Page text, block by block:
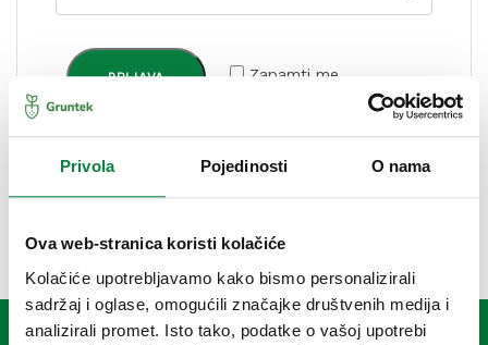
Privola Pojedinosti O nama
Ova web-stranica koristi kolačiće
Kolačiće upotrebljavamo kako bismo personalizirali
sadržaj i oglase, omogućili značajke društvenih medija i
analizirali promet. Isto tako, podatke o vašoj upotrebi
Zapamti me
PRIJAVA
Izgubili ste lozinku?